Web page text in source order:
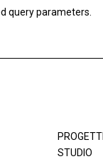
query parameters.
PROGETTI
STUDIO